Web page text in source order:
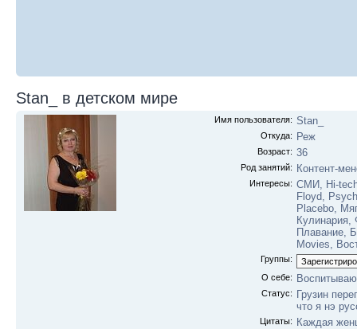
Stan_ в детском мире
Имя пользователя: Stan_
Откуда: Реж
Возраст: 36
Род занятий: Контент-
Интересы: СМИ, Hi-
Floyd,
Placebo,
Кулинария,
Плавание,
Movies,
Группы:
О себе:
Статус:
Грузин
что я нэ
Цитаты: Каждая